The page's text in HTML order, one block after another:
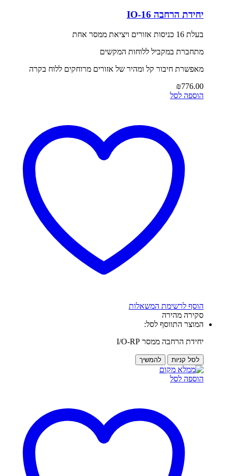
יחידת הרחבה IO-16
בעלת 16 כניסות אזורים ויציאת ממסר אחת
מתחברת במקביל ללוחות המקשים
מאפשרת חיבור קל ומהיר של אזורים מרוחקים ללוח בקרה
₪776.00
הוספה לסל
הוסף לרשימת המשאלות
סקירה מהירה
המוצר התווסף לסל:
יחידת הרחבה ממסר I/O-RP
לסל קניות להמשיך
הוספה לסל